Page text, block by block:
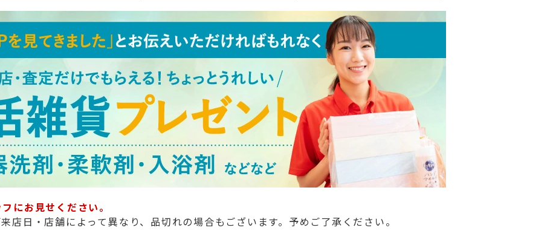
にお見せください。
店日・店舗によって異なり、品切れの場合もございます。予めご了承ください。